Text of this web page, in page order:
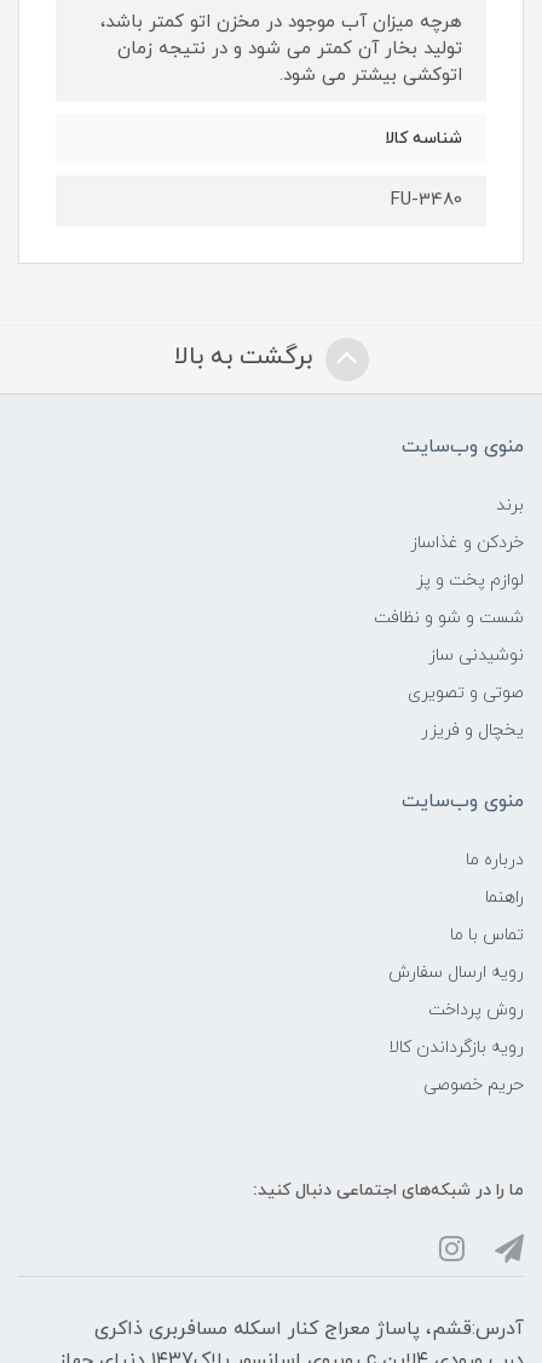
هرچه میزان آب موجود در مخزن اتو کمتر باشد،
تولید بخار آن کمتر می شود و در نتیجه زمان
اتوکشی بیشتر می شود.
شناسه کالا
FU-3480
برگشت به بالا
منوی وب‌سایت
برند
خردکن و غذاساز
لوازم پخت و پز
شست و شو و نظافت
نوشیدنی ساز
صوتی و تصویری
یخچال و فریزر
منوی وب‌سایت
درباره ما
راهنما
تماس با ما
رویه ارسال سفارش
روش پرداخت
رویه‌ بازگرداندن کالا
حریم خصوصی
ما را در شبکه‌های اجتماعی دنبال کنید:
آدرس:قشم، پاساژ معراج کنار اسکله مسافربری ذاکری